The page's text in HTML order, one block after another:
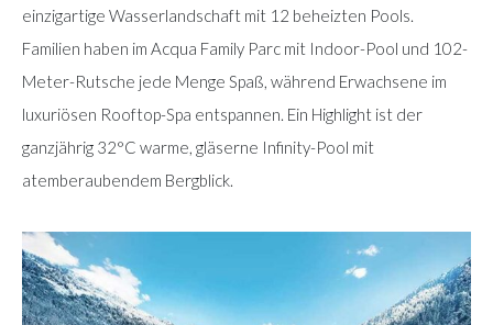
einzigartige Wasserlandschaft mit 12 beheizten Pools.
Familien haben im Acqua Family Parc mit Indoor-Pool und 102-
Meter-Rutsche jede Menge Spaß, während Erwachsene im
luxuriösen Rooftop-Spa entspannen. Ein Highlight ist der
ganzjährig 32°C warme, gläserne Infinity-Pool mit
atemberaubendem Bergblick.